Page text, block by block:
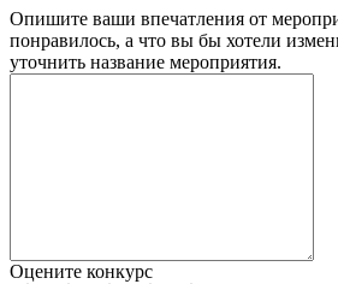
Опишите ваши впечатления от
понравилось, а что вы бы хотели
уточнить название мероприятия.
Оцените конкурс